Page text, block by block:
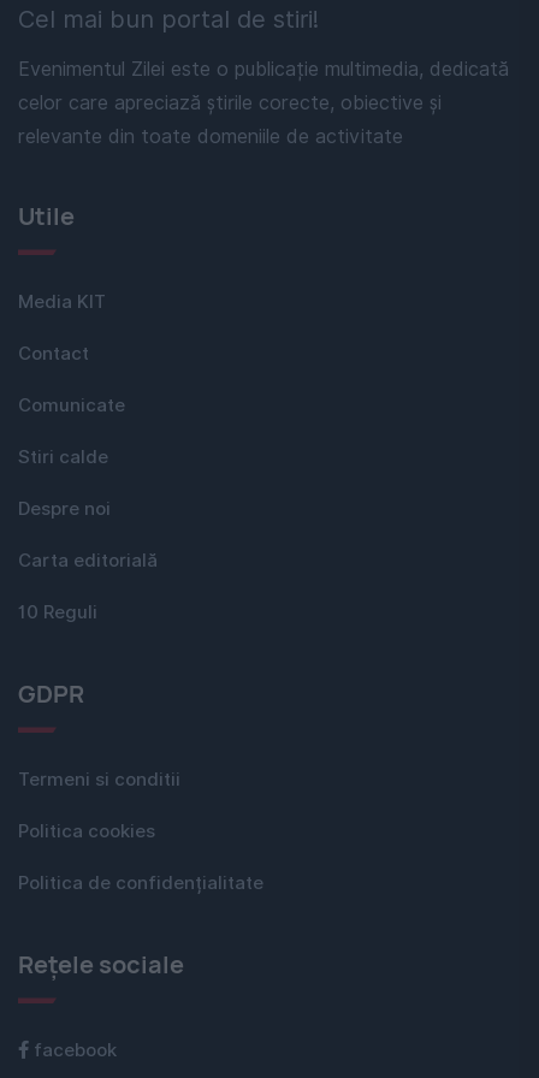
Cel mai bun portal de stiri!
Evenimentul Zilei este o publicație multimedia, dedicată
celor care apreciază știrile corecte, obiective și
relevante din toate domeniile de activitate
Utile
Media KIT
Contact
Comunicate
Stiri calde
Despre noi
Carta editorială
10 Reguli
GDPR
Termeni si conditii
Politica cookies
Politica de confidențialitate
Rețele sociale
facebook